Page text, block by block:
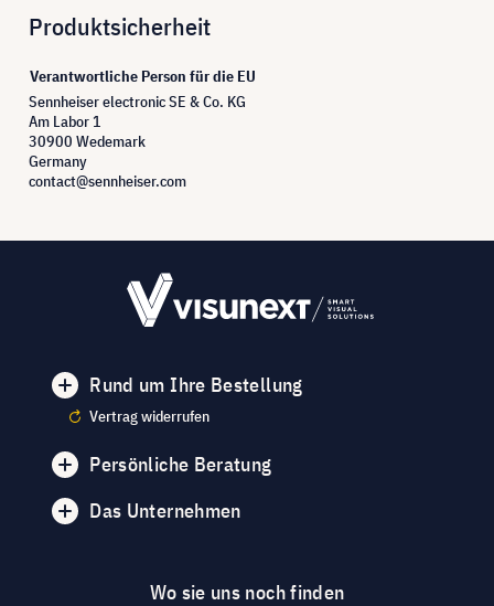
Produktsicherheit
Verantwortliche Person für die EU
Sennheiser electronic SE & Co. KG
Am Labor 1
30900 Wedemark
Germany
contact@sennheiser.com
Rund um Ihre Bestellung
Vertrag widerrufen
Persönliche Beratung
Das Unternehmen
Wo sie uns noch finden